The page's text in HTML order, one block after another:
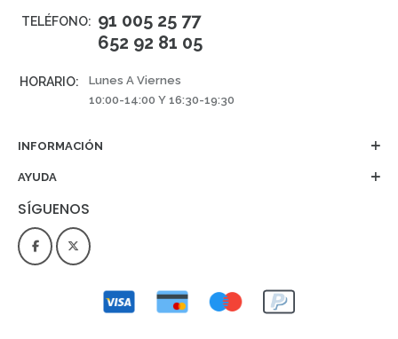
TELÉFONO: 91 005 25 77
652 92 81 05
HORARIO:
Lunes A Viernes
10:00-14:00 Y 16:30-19:30
INFORMACIÓN
AYUDA
SÍGUENOS